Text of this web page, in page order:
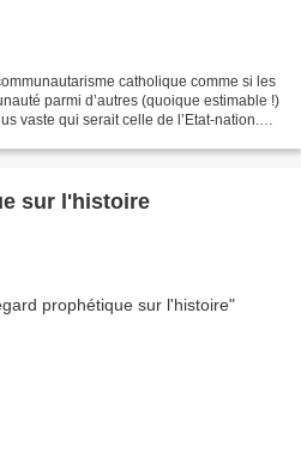
catholique comme si les
parmi d’autres (quoique estimable !)
vaste qui serait celle de l’Etat-nation.
sur l'histoire